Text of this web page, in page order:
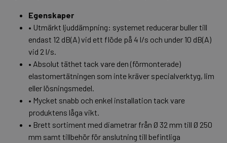
Egenskaper
• Utmärkt ljuddämpning: systemet reducerar buller till
endast 12 dB(A) vid ett flöde på 4 l/s och under 10 dB(A)
vid 2 l/s.
• Absolut täthet tack vare den (förmonterade)
elastomertätningen som inte kräver specialverktyg, lim
eller lösningsmedel.
• Mycket snabb och enkel installation tack vare
produktens låga vikt.
• Brett sortiment med diametrar från Ø 32 mm till Ø 250
mm samt tillbehör för anslutning till befintliga